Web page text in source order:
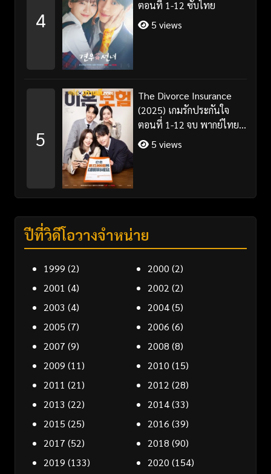
4
ตอนที่ 1-12 ซับไทย
5 views
5
The Divorce Insurance
(2025) เกมรักประกันใจ
ตอนที่ 1-12 จบ พากย์ไทย
ซับไทย
5 views
ปีที่วิดีโอวางจำหน่าย
1999 (2) 2000 (2)
2001 (4) 2002 (2)
2003 (4) 2004(5)
2005 (7) 2006 (6)
2007 (9) 2008 (8)
2009 (11) 2010 (15)
2011 (21) 2012 (28)
2013 (22) 2014(33)
2015 (25) 2016 (39)
2017 (52) 2018 (90)
2019 (133) 2020 (154)